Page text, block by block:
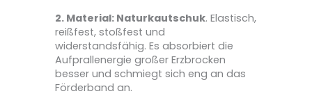
2. Material: Naturkautschuk. Elastisch,
reißfest, stoßfest und
widerstandsfähig. Es absorbiert die
Aufprallenergie großer Erzbrocken
besser und schmiegt sich eng an das
Förderband an.